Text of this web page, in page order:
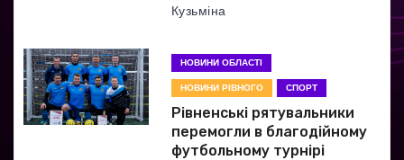
Кузьміна
НОВИНИ ОБЛАСТІ
НОВИНИ РІВНОГО
СПОРТ
Рівненські рятувальники
перемогли в благодійному
футбольному турнірі